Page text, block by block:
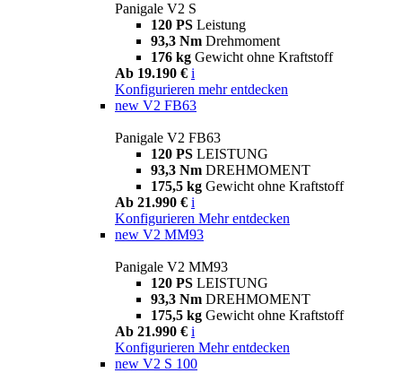
Panigale V2 S
120 PS Leistung
93,3 Nm Drehmoment
176 kg Gewicht ohne Kraftstoff
Ab 19.190 € i
Konfigurieren mehr entdecken
new V2 FB63
Panigale V2 FB63
120 PS LEISTUNG
93,3 Nm DREHMOMENT
175,5 kg Gewicht ohne Kraftstoff
Ab 21.990 € i
Konfigurieren Mehr entdecken
new V2 MM93
Panigale V2 MM93
120 PS LEISTUNG
93,3 Nm DREHMOMENT
175,5 kg Gewicht ohne Kraftstoff
Ab 21.990 € i
Konfigurieren Mehr entdecken
new V2 S 100